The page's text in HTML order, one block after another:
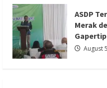
Gapertip Kecewa
Redaksi 01 August 5,
ASDP
Merak
August